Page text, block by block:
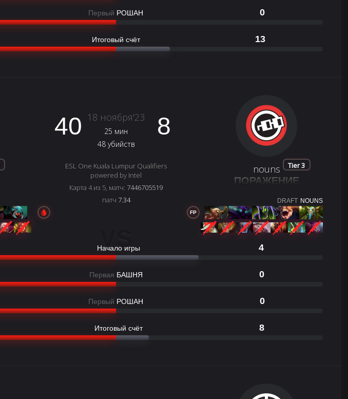
Первый РОШАН 0
Итоговый счёт 13
40 18 ноября'23
25 мин
48 убийств
ESL One Kuala Lumpur Qualifiers
powered by Intel
Карта 4 из 5, матч: 7446705519
патч 7.34
VS
8
nouns Tier 3
ПОРАЖЕНИЕ
FP
DRAFT NOUNS
Начало игры 4
Первая БАШНЯ 0
Первый РОШАН 0
Итоговый счёт 8